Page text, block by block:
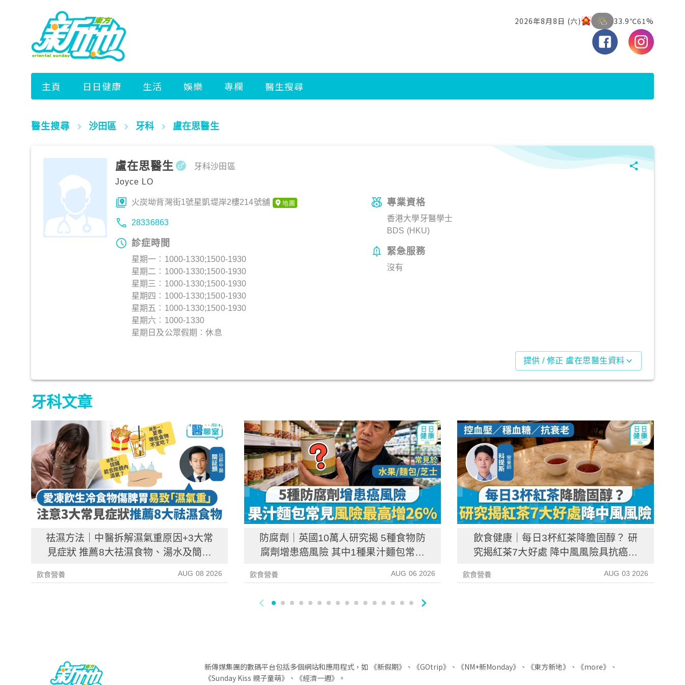
醫生搜尋 沙田區 牙科 盧在思醫生
盧在思醫生
Joyce LO
牙科沙田區
火炭坳背灣街1號星凱堤岸2樓214號舖
28336863
診症時間
星期一︰1000-1330;1500-1930
星期二︰1000-1330;1500-1930
星期三︰1000-1330;1500-1930
星期四︰1000-1330;1500-1930
星期五︰1000-1330;1500-1930
星期六︰1000-1330
星期日及公眾假期︰休息
專業資格
香港大學牙醫學士
BDS (HKU)
緊急服務
沒有
提供 / 修正 盧在思醫生資料
牙科文章
祛濕方法｜中醫拆解濕氣重原因+3大常
見症狀 推薦8大祛濕食物、湯水及簡單
飲食營養 AUG 08 2026
防腐劑｜英國10萬人研究揭 5種食物防
腐劑增患癌風險 其中1種果汁麵包常見
飲食營養 AUG 06 2026
飲食健康｜每日3杯紅茶降膽固醇？ 研
究揭紅茶7大好處 降中風風險具抗癌潛
飲食營養 AUG 03 2026